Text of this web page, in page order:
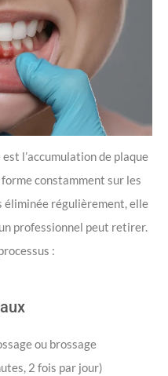
l’accumulation de plaque
constamment sur les
éliminée régulièrement, elle
professionnel peut retirer.
:
ou brossage
2 fois par jour)